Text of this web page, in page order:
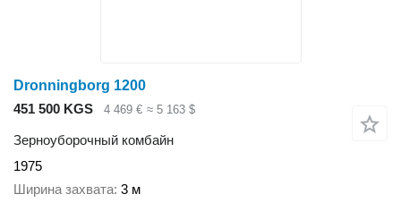
Dronningborg 1200
451 500 KGS
4 469 € ≈ 5 163 $
Зерноуборочный комбайн
1975
Ширина захвата 3 м